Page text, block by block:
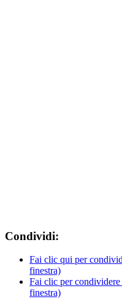
Condividi:
Fai clic qui per
finestra)
Fai clic per
finestra)